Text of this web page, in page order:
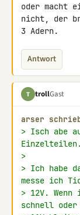
oder macht
nicht, der
3 Adern.
Antwort
T trollGast
arser
> Isch abe
Einzelteilen.
>
> Ich habe
messe ich
> 12V.
schnell oder